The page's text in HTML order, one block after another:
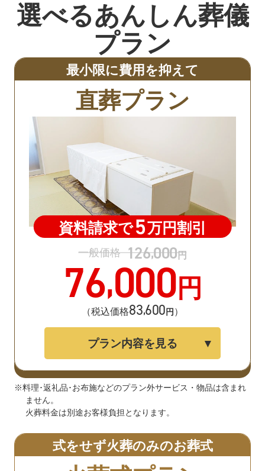
選べるあんしん葬儀
プラン
最小限に費用を抑えて
直葬プラン
資料請求で5万円割引
一般価格 126,000円
76,000 円
（税込価格83,600 円 ）
プラン内容を見る
※料理･返礼品･お布施などのプラン外サービス・物品は含まれ
ません。
火葬料金は別途お客様負担となります。
式をせず火葬のみのお葬式